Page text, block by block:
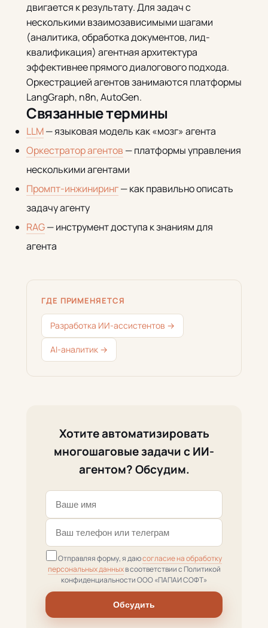
двигается к результату. Для задач с
несколькими взаимозависимыми шагами
(аналитика, обработка документов, лид-
квалификация) агентная архитектура
эффективнее прямого диалогового подхода.
Оркестрацией агентов занимаются платформы
LangGraph, n8n, AutoGen.
Связанные термины
LLM— языковая модель как «мозг» агента
Оркестратор агентов — платформы управления
несколькими агентами
Промпт-инжиниринг— как правильно описать
задачу агенту
RAG— инструмент доступа к знаниям для
агента
ГДЕ ПРИМЕНЯЕТСЯ
Разработка ИИ-ассистентов →
AI-аналитик →
Хотите автоматизировать
многошаговые задачи с ИИ-
агентом? Обсудим.
Отправляя форму, я даюсогласие на обработку
персональных данныхв соответствии с Политикой
конфиденциальности ООО «ПАПАИ СОФТ»
Обсудить